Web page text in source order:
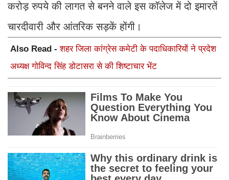
करोड़ रुपये की लागत से बनने वाले इस कॉलेज में दो इमारतें
चारदीवारी और आंतरिक सड़कें होंगी।
Also Read -शहर जिला कांग्रेस कमेटी के पदाधिकारियों ने प्रदेश
अध्यक्ष गोविन्द सिंह डोटासरा से की शिष्टाचार भेंट